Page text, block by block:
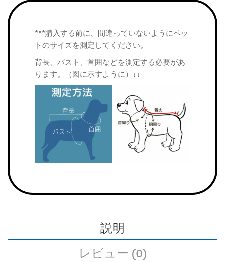
***購入する前に、間違っていないようにペッ
トのサイズを測定してください。
背長、バスト、首囲などを測定する必要があ
ります。（図に示すように）↓↓
説明
レビュー (0)